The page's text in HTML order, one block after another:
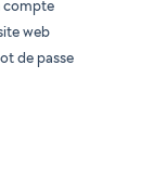
compte
web
de passe